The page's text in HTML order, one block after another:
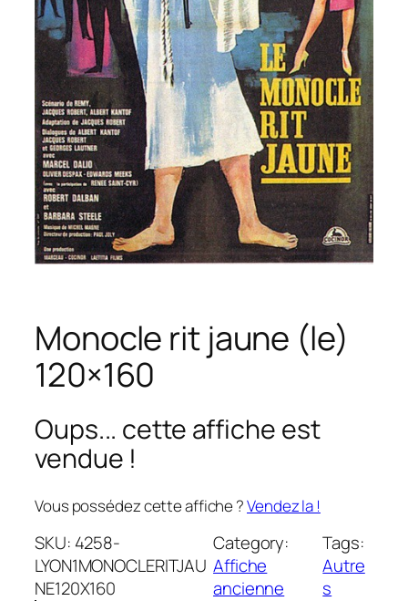
Monocle rit jaune (le)
120×160
Oups... cette affiche est
vendue !
Vous possédez cette affiche ?Vendez la !
SKU: 4258-
LYON1MONOCLERITJAU
NE120X160
Category:
Affiche
ancienne
Tags:
Autre
s